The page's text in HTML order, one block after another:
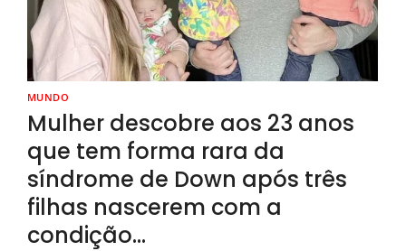
MUNDO
Mulher descobre aos 23 anos
que tem forma rara da
síndrome de Down após três
filhas nascerem com a
condição…